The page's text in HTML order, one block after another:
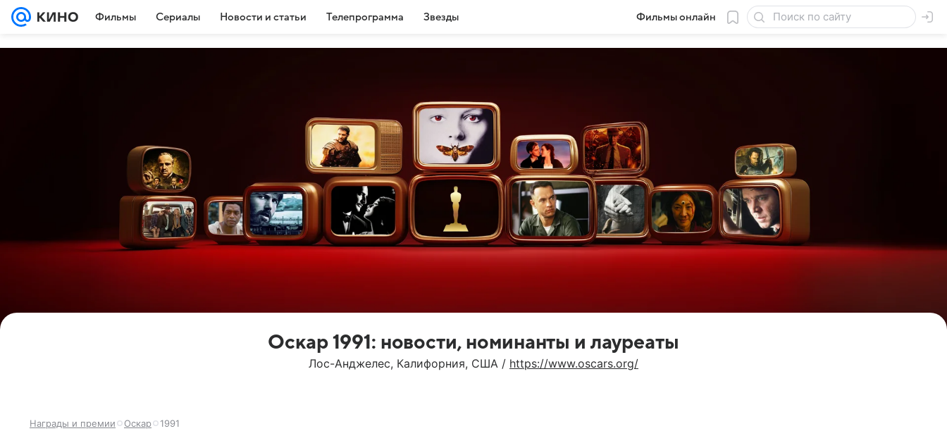
Фильмы Сериалы Новости и статьи Телепрограмма Звезды Фильмы онлайн
Оскар 1991: новости, номинанты и лауреаты
Лос-Анджелес, Калифорния, США / https://www.oscars.org/
Награды и премии Оскар 1991